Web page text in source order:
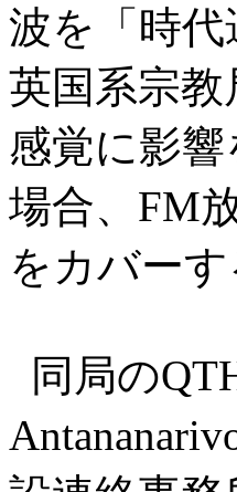
波を「時
英国系宗
感覚に影
場合、FM
をカバー
同局の